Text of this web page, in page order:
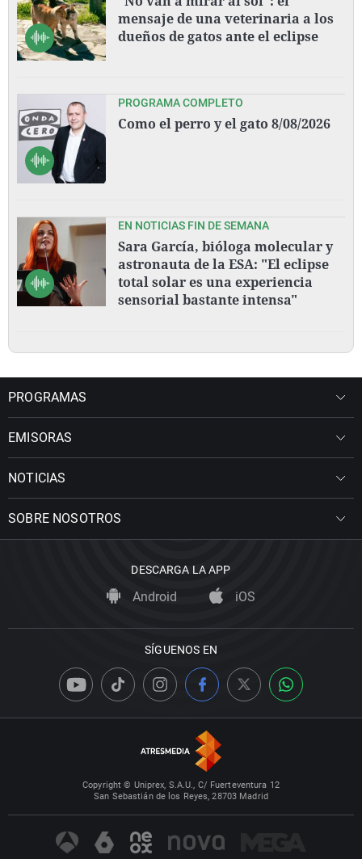
mensaje de una veterinaria a los
dueños de gatos ante el eclipse
PROGRAMA COMPLETO
Como el perro y el gato 8/08/2026
EN NOTICIAS FIN DE SEMANA
Sara García, bióloga molecular y
astronauta de la ESA: "El eclipse
total solar es una experiencia
sensorial bastante intensa"
PROGRAMAS
EMISORAS
NOTICIAS
SOBRE NOSOTROS
DESCARGA LA APP
Android iOS
SÍGUENOS EN
Copyright © Uniprex, S.A.U., C/ Fuerteventura 12
San Sebastián de los Reyes, 28703 Madrid